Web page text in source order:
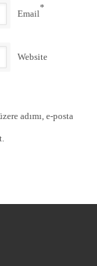
Email
*
Website
adımı, e-posta